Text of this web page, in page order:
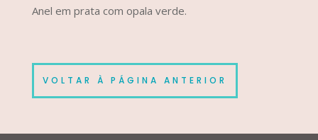
Anel em prata com opala verde.
VOLTAR À PÁGINA ANTERIOR